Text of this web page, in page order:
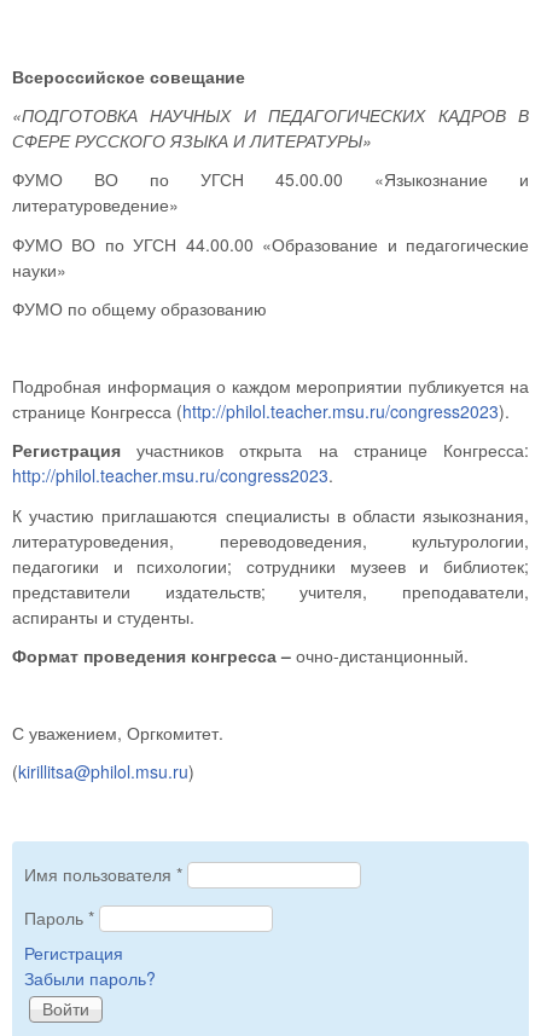
Всероссийское совещание
«ПОДГОТОВКА НАУЧНЫХ И ПЕДАГОГИЧЕСКИХ КАДРОВ В
СФЕРЕ РУССКОГО ЯЗЫКА И ЛИТЕРАТУРЫ»
ФУМО ВО по УГСН 45.00.00 «Языкознание и
литературоведение»
ФУМО ВО по УГСН 44.00.00 «Образование и педагогические
науки»
ФУМО по общему образованию
Подробная информация о каждом мероприятии публикуется на
странице Конгресса (http://philol.teacher.msu.ru/congress2023).
Регистрация участников открыта на странице Конгресса:
http://philol.teacher.msu.ru/congress2023.
К участию приглашаются специалисты в области языкознания,
литературоведения, переводоведения, культурологии,
педагогики и психологии; сотрудники музеев и библиотек;
представители издательств; учителя, преподаватели,
аспиранты и студенты.
Формат проведения конгресса – очно-дистанционный.
С уважением, Оргкомитет.
(kirillitsa@philol.msu.ru)
Имя пользователя *
Пароль *
Регистрация
Забыли пароль?